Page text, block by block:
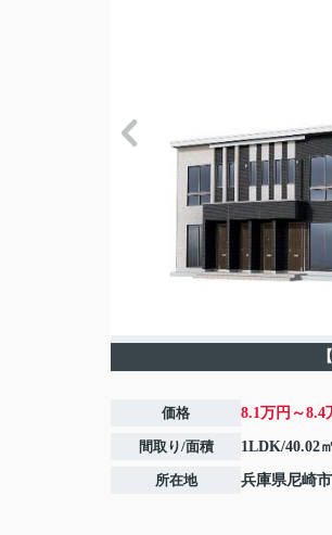
価格 8.1万円～8.4
間取り/面積 1LDK/40.02
所在地 兵庫県尼崎市